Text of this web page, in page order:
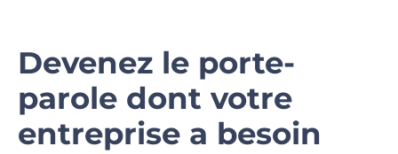
Devenez le porte-
parole dont votre
entreprise a besoin